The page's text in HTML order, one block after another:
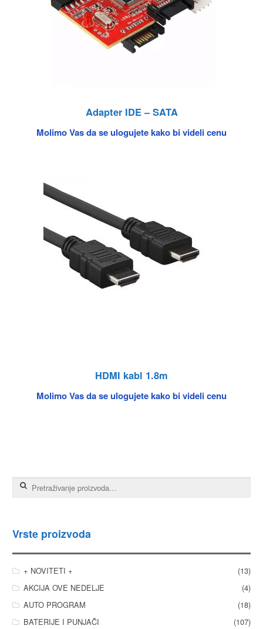
Adapter IDE – SATA
Molimo Vas da se ulogujete kako bi videli cenu
HDMI kabl 1.8m
Molimo Vas da se ulogujete kako bi videli cenu
Pretraga za:
Vrste proizvoda
+ NOVITETI +
(13)
AKCIJA OVE NEDELJE
(4)
AUTO PROGRAM
(18)
BATERIJE I PUNJAČI
(107)